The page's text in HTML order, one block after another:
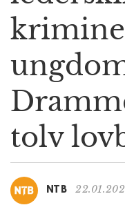
tolv
NTB